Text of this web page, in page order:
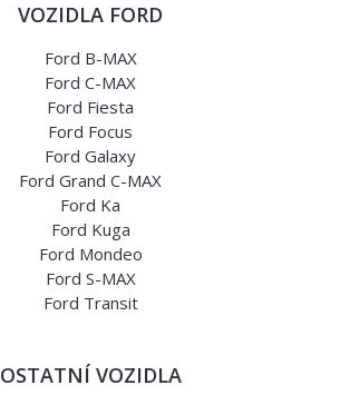
VOZIDLA FORD
Ford B-MAX
Ford C-MAX
Ford Fiesta
Ford Focus
Ford Galaxy
Ford Grand C-MAX
Ford Ka
Ford Kuga
Ford Mondeo
Ford S-MAX
Ford Transit
OSTATNÍ VOZIDLA